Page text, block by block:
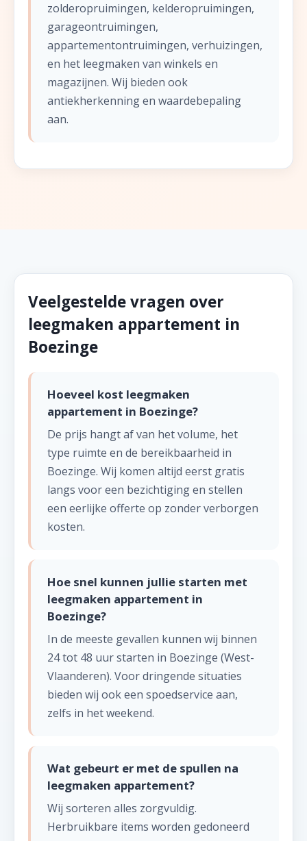
zolderopruimingen, kelderopruimingen,
garageontruimingen,
appartementontruimingen, verhuizingen,
en het leegmaken van winkels en
magazijnen. Wij bieden ook
antiekherkenning en waardebepaling
aan.
Veelgestelde vragen over
leegmaken appartement in
Boezinge
Hoeveel kost leegmaken
appartement in Boezinge?
De prijs hangt af van het volume, het
type ruimte en de bereikbaarheid in
Boezinge. Wij komen altijd eerst gratis
langs voor een bezichtiging en stellen
een eerlijke offerte op zonder verborgen
kosten.
Hoe snel kunnen jullie starten met
leegmaken appartement in
Boezinge?
In de meeste gevallen kunnen wij binnen
24 tot 48 uur starten in Boezinge (West-
Vlaanderen). Voor dringende situaties
bieden wij ook een spoedservice aan,
zelfs in het weekend.
Wat gebeurt er met de spullen na
leegmaken appartement?
Wij sorteren alles zorgvuldig.
Herbruikbare items worden gedoneerd